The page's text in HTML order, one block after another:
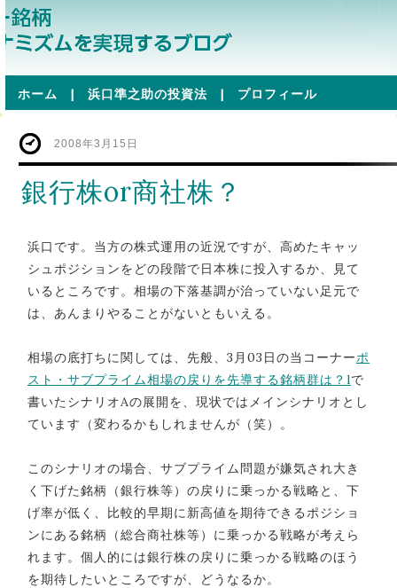
ホーム | 浜口準之助の投資法 | プロフィール
2008年3月15日
銀行株or商社株？
浜口です。当方の株式運用の近況ですが、高めたキャッ
シュポジションをどの段階で日本株に投入するか、見て
いるところです。相場の下落基調が治っていない足元で
は、あんまりやることがないともいえる。
相場の底打ちに関しては、先般、3月03日の当コーナーポ
スト・サブプライム相場の戻りを先導する銘柄群は？lで
書いたシナリオAの展開を、現状ではメインシナリオとし
ています（変わるかもしれませんが（笑）。
このシナリオの場合、サブプライム問題が嫌気され大き
く下げた銘柄（銀行株等）の戻りに乗っかる戦略と、下
げ率が低く、比較的早期に新高値を期待できるポジショ
ンにある銘柄（総合商社株等）に乗っかる戦略が考えら
れます。個人的には銀行株の戻りに乗っかる戦略のほう
を期待したいところですが、どうなるか。